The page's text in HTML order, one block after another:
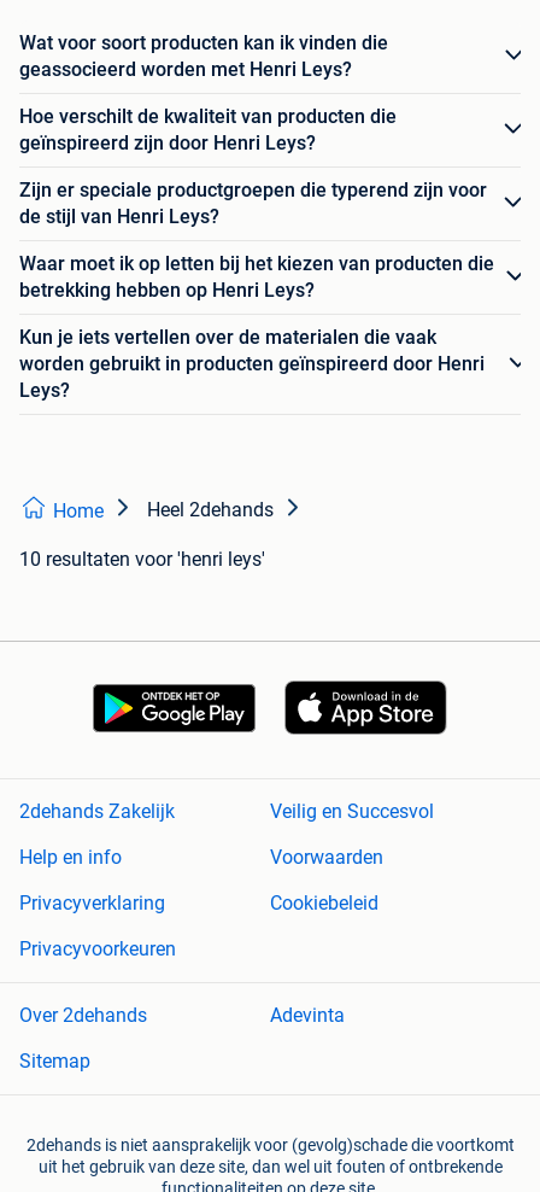
Wat voor soort producten kan ik vinden die
geassocieerd worden met Henri Leys?
Hoe verschilt de kwaliteit van producten die
geïnspireerd zijn door Henri Leys?
Zijn er speciale productgroepen die typerend zijn voor
de stijl van Henri Leys?
Waar moet ik op letten bij het kiezen van producten die
betrekking hebben op Henri Leys?
Kun je iets vertellen over de materialen die vaak
worden gebruikt in producten geïnspireerd door Henri
Leys?
Home Heel 2dehands
10 resultaten voor 'henri leys'
2dehands Zakelijk
Veilig en Succesvol
Help en info
Voorwaarden
Privacyverklaring
Cookiebeleid
Privacyvoorkeuren
Over 2dehands
Adevinta
Sitemap
2dehands is niet aansprakelijk voor (gevolg)schade die voortkomt
uit het gebruik van deze site, dan wel uit fouten of ontbrekende